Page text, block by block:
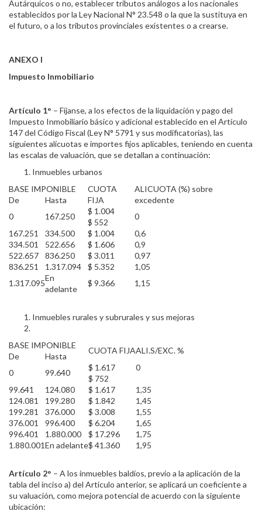
Autárquicos o no, establecer tributos análogos a los nacionales
establecidos por la Ley Nacional N° 23.548 o la que la sustituya en
el futuro, o a los tributos provinciales existentes o a crearse.
ANEXO I
Impuesto Inmobiliario
Artículo 1° – Fíjanse, a los efectos de la liquidación y pago del
Impuesto Inmobiliario básico y adicional establecido en el Artículo
147 del Código Fiscal (Ley N° 5791 y sus modificatorias), las
siguientes alícuotas e importes fijos aplicables, teniendo en cuenta
las escalas de valuación, que se detallan a continuación:
Inmuebles urbanos
BASE IMPONIBLE
CUOTA
FIJA
ALICUOTA (%) sobre
excedente
De
Hasta
0
167.250
$ 1.004
0
$ 552
167.251
334.500 $ 1.004
0,6
334.501
522.656 $ 1.606
0,9
522.657
836.250 $ 3.011
0,97
836.251
1.317.094 $ 5.352
1,05
1.317.095
En
adelante
$ 9.366 1,15
Inmuebles rurales y subrurales y sus mejoras
BASE IMPONIBLE
CUOTA FIJAALI.S/EXC. %
De
Hasta
0
99.640
$ 1.617
0
$ 752
99.641
124.080 $ 1.617
1,35
124.081
199.280 $ 1.842
1,45
199.281
376.000 $ 3.008
1,55
376.001
996.400 $ 6.204
1,65
996.401
1.880.000 $ 17.296
1,75
1.880.001En adelante$ 41.360 1,95
Artículo 2° – A los inmuebles baldíos, previo a la aplicación de la
tabla del inciso a) del Artículo anterior, se aplicará un coeficiente a
su valuación, como mejora potencial de acuerdo con la siguiente
ubicación: